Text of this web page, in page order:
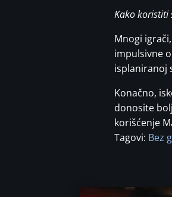
Kako koristiti
Mnogi
impulsivne
isplaniranoj
Konačno,
donosite
korišćenje
Tagovi: Bez